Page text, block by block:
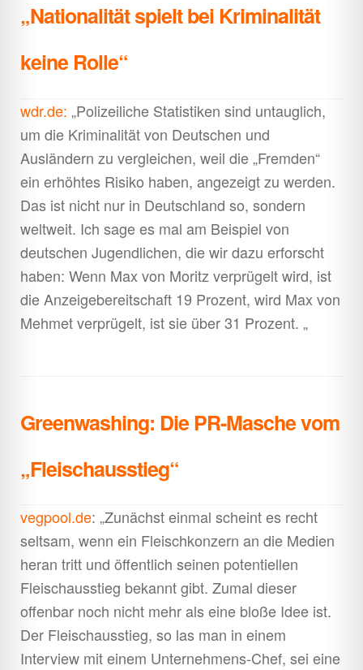
„Nationalität spielt bei Kriminalität
keine Rolle“
wdr.de: „Polizeiliche Statistiken sind untauglich,
um die Kriminalität von Deutschen und
Ausländern zu vergleichen, weil die „Fremden“
ein erhöhtes Risiko haben, angezeigt zu werden.
Das ist nicht nur in Deutschland so, sondern
weltweit. Ich sage es mal am Beispiel von
deutschen Jugendlichen, die wir dazu erforscht
haben: Wenn Max von Moritz verprügelt wird, ist
die Anzeigebereitschaft 19 Prozent, wird Max von
Mehmet verprügelt, ist sie über 31 Prozent. „
Greenwashing: Die PR-Masche vom
„Fleischausstieg“
vegpool.de: „Zunächst einmal scheint es recht
seltsam, wenn ein Fleischkonzern an die Medien
heran tritt und öffentlich seinen potentiellen
Fleischausstieg bekannt gibt. Zumal dieser
offenbar noch nicht mehr als eine bloße Idee ist.
Der Fleischausstieg, so las man in einem
Interview mit einem Unternehmens-Chef, sei eine